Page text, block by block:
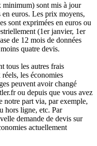
sont mis à jour
euros. Les prix moyens,
sont exprimées en euros ou
(1er janvier, 1er
de 12 mois de données
quatre devis.
tous les autres frais
les économies
peuvent avoir changé
ou depuis que vous avez
notre part via, par exemple,
hors ligne, etc. Par
demande de devis sur
actuellement